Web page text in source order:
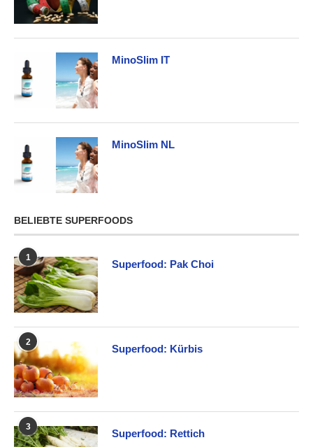
MinoSlim IT
MinoSlim NL
BELIEBTE SUPERFOODS
1
Superfood: Pak Choi
2
Superfood: Kürbis
3
Superfood: Rettich